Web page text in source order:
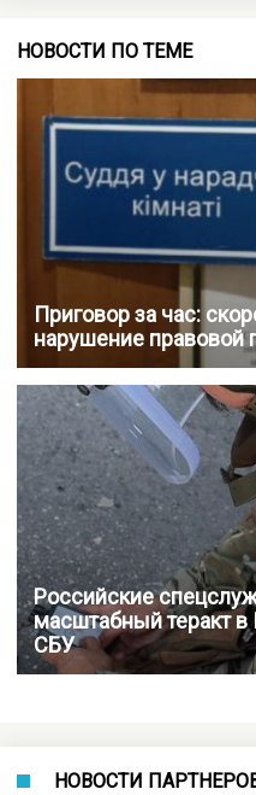
НОВОСТИ ПО ТЕМЕ
Приговор за час:
нарушение правовой
Российские
масштабный теракт
СБУ
НОВОСТИ